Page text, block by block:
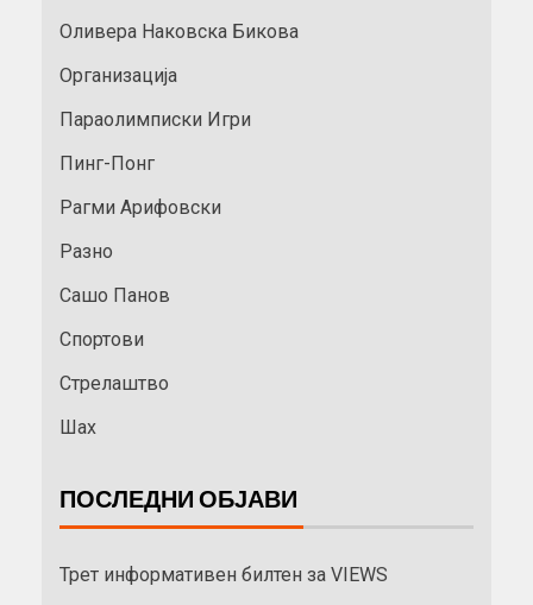
Оливера Наковска Бикова
Организација
Параолимписки Игри
Пинг-Понг
Рагми Арифовски
Разно
Сашо Панов
Спортови
Стрелаштво
Шах
ПОСЛЕДНИ ОБЈАВИ
Трет информативен билтен за VIEWS